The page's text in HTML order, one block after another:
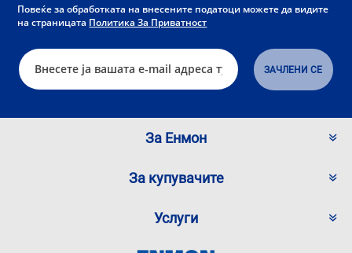
Повеќе за обработката на внесените податоци можете да видите
на страницата Политика За Приватност
За Енмон
За купувачите
Услуги